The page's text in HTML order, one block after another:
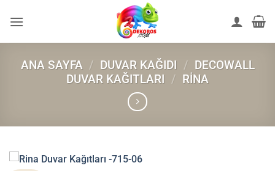
atla
ANA SAYFA / DUVAR KAĞIDI / DECOWALL
DUVAR KAĞITLARI / RINA